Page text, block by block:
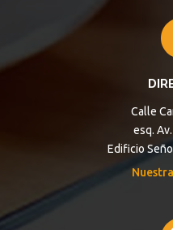
Calle
esq.
Edificio